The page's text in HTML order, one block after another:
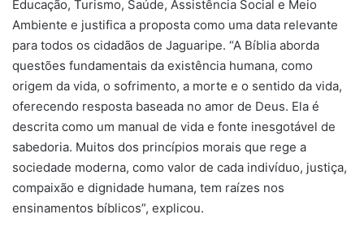
Educação, Turismo, Saúde, Assistência Social e Meio
Ambiente e justifica a proposta como uma data relevante
para todos os cidadãos de Jaguaripe. “A Bíblia aborda
questões fundamentais da existência humana, como
origem da vida, o sofrimento, a morte e o sentido da vida,
oferecendo resposta baseada no amor de Deus. Ela é
descrita como um manual de vida e fonte inesgotável de
sabedoria. Muitos dos princípios morais que rege a
sociedade moderna, como valor de cada indivíduo, justiça,
compaixão e dignidade humana, tem raízes nos
ensinamentos bíblicos”, explicou.